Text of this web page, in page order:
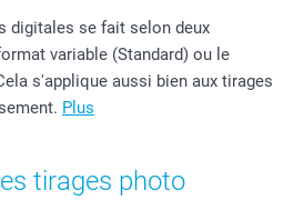
digitales se fait selon deux
variable (Standard) ou le
s'applique aussi bien aux tirages
Plus
tirages photo